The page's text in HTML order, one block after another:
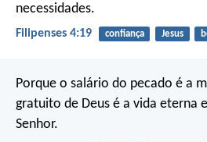
necessidades.
Filipenses 4:19 confiança Jesus
Porque o salário do pecado é a
gratuito de Deus é a vida eterna
Senhor.